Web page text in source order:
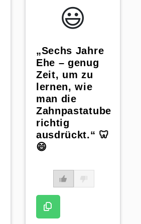
😃️
„Sechs Jahre
Ehe – genug
Zeit, um zu
lernen, wie
man die
Zahnpastatube
richtig
ausdrückt.“ 🦷
😄